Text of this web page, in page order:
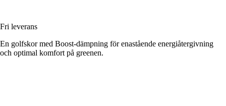
Fri leverans
En golfskor med Boost-dämpning för enastående energiåtergivning
och optimal komfort på greenen.